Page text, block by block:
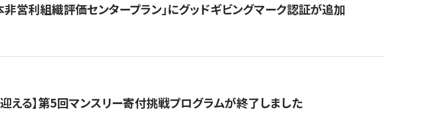
非営利組織評価センタープラン」にグッドギビングマーク認証が追加
える】​​第5回マンスリー寄付挑戦プログラムが終了しました